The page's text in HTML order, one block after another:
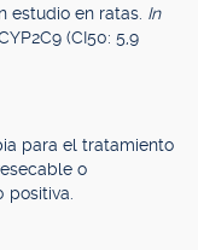
estudio en ratas. In
(CI50: 5,9
para el tratamiento
o
positiva.